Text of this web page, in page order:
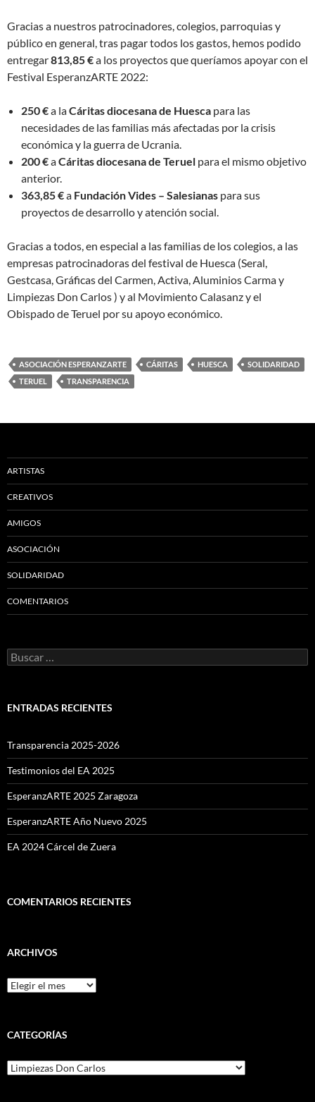
Gracias a nuestros patrocinadores, colegios, parroquias y
público en general, tras pagar todos los gastos, hemos podido
entregar813,85 €a los proyectos que queríamos apoyar con el
Festival EsperanzARTE 2022:
250 €a laCáritas diocesana de Huesca para las
necesidades de las familias más afectadas por la crisis
económica y la guerra de Ucrania.
200 €aCáritas diocesana de Teruel para el mismo objetivo
anterior.
363,85 €a Fundación Vides – Salesianas para sus
proyectos de desarrollo y atención social.
Gracias a todos, en especial a las familias de los colegios, a las
empresas patrocinadoras del festival de Huesca (Seral,
Gestcasa, Gráficas del Carmen, Activa, Aluminios Carma y
Limpiezas Don Carlos ) y al Movimiento Calasanz y el
Obispado de Teruel por su apoyo económico.
ASOCIACIÓN ESPERANZARTE CÁRITAS HUESCA
SOLIDARIDAD
TERUEL
TRANSPARENCIA
ARTISTAS
CREATIVOS
AMIGOS
ASOCIACIÓN
SOLIDARIDAD
COMENTARIOS
Buscar:
ENTRADAS RECIENTES
Transparencia 2025-2026
Testimonios del EA 2025
EsperanzARTE 2025 Zaragoza
EsperanzARTE Año Nuevo 2025
EA 2024 Cárcel de Zuera
COMENTARIOS RECIENTES
ARCHIVOS
Archivos
CATEGORÍAS
Categorías